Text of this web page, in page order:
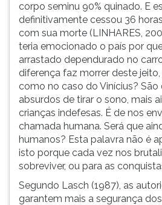
corpo seminu 90% quinado. E
definitivamente cessou 36
com sua morte (LINHARES,
teria emocionado o país por
arrastado dependurado no
diferença faz morrer deste
como no caso do Vinícius? São
absurdos de tirar o sono, mais
crianças indefesas. É de nos
chamada humana. Será que
humanos? Esta palavra não é
isto porque cada vez nos
sobreviver, ou para as
Segundo Lasch (1987), as
garantem mais a segurança